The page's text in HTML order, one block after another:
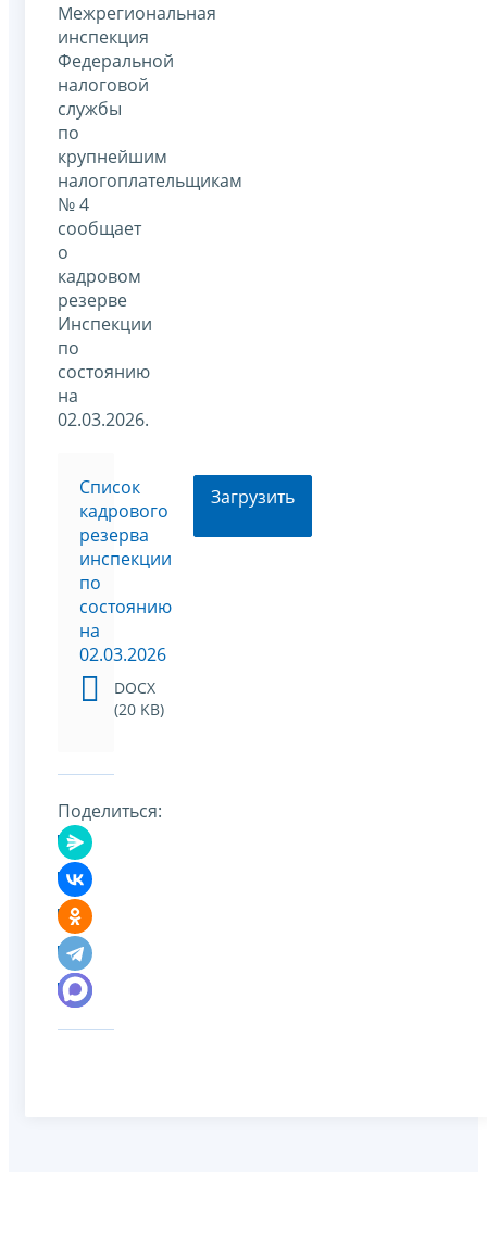
Межрегиональная
инспекция
Федеральной
налоговой
службы
по
крупнейшим
налогоплательщикам
№ 4
сообщает
о
кадровом
резерве
Инспекции
по
состоянию
на
02.03.2026.
Список
кадрового
резерва
инспекции
по
состоянию
на
02.03.2026
DOCX
(20 KB)
Загрузить
Поделиться: